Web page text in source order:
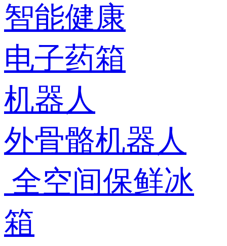
智能健康
电子药箱
机器人
外骨骼机器人
全空间保鲜冰
箱